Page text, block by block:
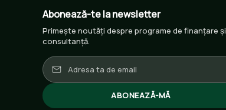
Abonează-te la newsletter
Primește noutăți despre programe de finanțare și
consultanță.
ABONEAZĂ-MĂ